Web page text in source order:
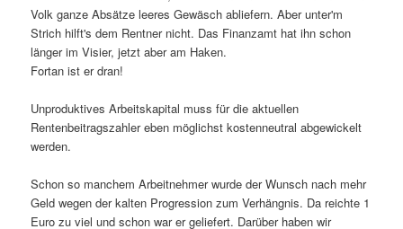
Volk ganze Absätze leeres Gewäsch abliefern. Aber unter'm
Strich hilft's dem Rentner nicht. Das Finanzamt hat ihn schon
länger im Visier, jetzt aber am Haken.
Fortan ist er dran!
Unproduktives Arbeitskapital muss für die aktuellen
Rentenbeitragszahler eben möglichst kostenneutral abgewickelt
werden.
Schon so manchem Arbeitnehmer wurde der Wunsch nach mehr
Geld wegen der kalten Progression zum Verhängnis. Da reichte 1
Euro zu viel und schon war er geliefert. Darüber haben wir